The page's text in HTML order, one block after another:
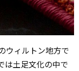
ウィルトン地方で
は土足文化の中で